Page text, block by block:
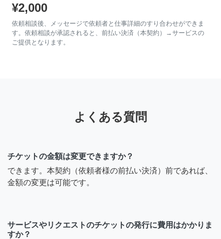
¥2,000
依頼相談後、メッセージで依頼者と仕事詳細のすり合わせができま
す。依頼相談が承認されると、前払い決済（本契約）→サービスの
ご提供となります。
よくある質問
チケットの金額は変更できますか？
できます。本契約（依頼者様の前払い決済）前であれば、
金額の変更は可能です。
サービスやリクエストのチケットの発行に費用はかかりま
すか？